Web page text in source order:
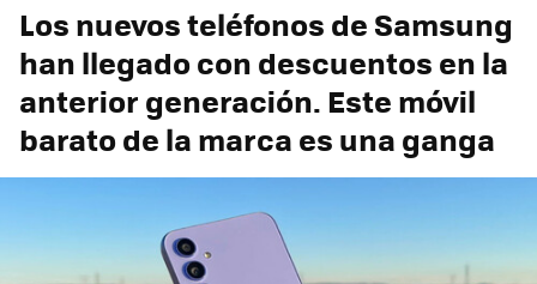
Los nuevos teléfonos de Samsung
han llegado con descuentos en la
anterior generación. Este móvil
barato de la marca es una ganga